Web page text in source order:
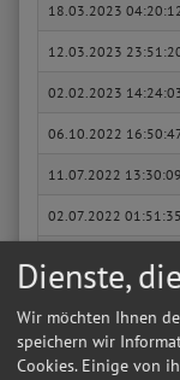
18.03.2023
12.03.2023
02.02.2023
06.10.2022
11.07.2022 13:30:09
02.07.2022 01:51:35
30.01.2022 21:43:23
19.01.2022
Dienste,
Wir möchten Ihnen
speichern wir
Cookies. Einige von